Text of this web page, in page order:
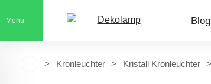
Menu Blog
Kronleuchter Kristall Kronleuchter